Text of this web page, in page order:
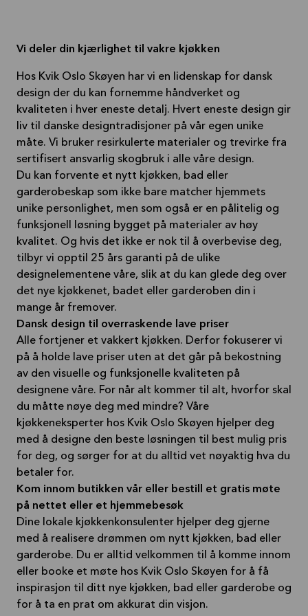
Vi deler din kjærlighet til vakre kjøkken
Hos Kvik Oslo Skøyen har vi en lidenskap for dansk
design der du kan fornemme håndverket og
kvaliteten i hver eneste detalj. Hvert eneste design gir
liv til danske designtradisjoner på vår egen unike
måte. Vi bruker resirkulerte materialer og trevirke fra
sertifisert ansvarlig skogbruk i alle våre design.
Du kan forvente et nytt kjøkken, bad eller
garderobeskap som ikke bare matcher hjemmets
unike personlighet, men som også er en pålitelig og
funksjonell løsning bygget på materialer av høy
kvalitet. Og hvis det ikke er nok til å overbevise deg,
tilbyr vi opptil 25 års garanti på de ulike
designelementene våre, slik at du kan glede deg over
det nye kjøkkenet, badet eller garderoben din i
mange år fremover.
Dansk design til overraskende lave priser
Alle fortjener et vakkert kjøkken. Derfor fokuserer vi
på å holde lave priser uten at det går på bekostning
av den visuelle og funksjonelle kvaliteten på
designene våre. For når alt kommer til alt, hvorfor skal
du måtte nøye deg med mindre? Våre
kjøkkeneksperter hos Kvik Oslo Skøyen hjelper deg
med å designe den beste løsningen til best mulig pris
for deg, og sørger for at du alltid vet nøyaktig hva du
betaler for.
Kom innom butikken vår eller bestill et gratis møte
på nettet eller et hjemmebesøk
Dine lokale kjøkkenkonsulenter hjelper deg gjerne
med å realisere drømmen om nytt kjøkken, bad eller
garderobe. Du er alltid velkommen til å komme innom
eller booke et møte hos Kvik Oslo Skøyen for å få
inspirasjon til ditt nye kjøkken, bad eller garderobe og
for å ta en prat om akkurat din visjon.